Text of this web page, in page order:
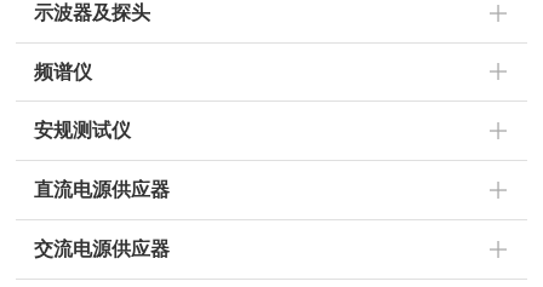
示波器及探头
频谱仪
安规测试仪
直流电源供应器
交流电源供应器